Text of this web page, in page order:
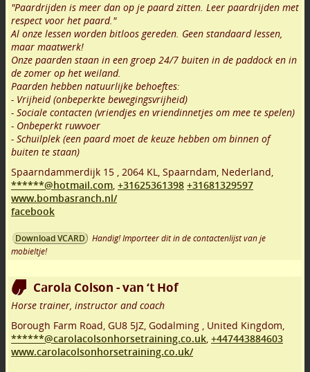
"Paardrijden is meer dan op je paard zitten. Leer paardrijden met
respect voor het paard."
Al onze lessen worden bitloos gereden. Geen standaard lessen,
maar maatwerk!
Onze paarden staan in een groep 24/7 buiten in de paddock en in
de zomer op het weiland.
Paarden hebben natuurlijke behoeftes:
- Vrijheid (onbeperkte bewegingsvrijheid)
- Sociale contacten (vriendjes en vriendinnetjes om mee te spelen)
- Onbeperkt ruwvoer
- Schuilplek (een paard moet de keuze hebben om binnen of
buiten te staan)
Spaarndammerdijk 15 , 2064 KL, Spaarndam, Nederland,
******@hotmail.com, +31625361398 +31681329597
www.bombasranch.nl/
facebook
Download VCARD
Handig! Importeer dit in de contactenlijst van je
mobieltje!
Carola Colson - van ‘t Hof
Horse trainer, instructor and coach
Borough Farm Road, GU8 5JZ, Godalming , United Kingdom,
******@carolacolsonhorsetraining.co.uk, +447443884603
www.carolacolsonhorsetraining.co.uk/